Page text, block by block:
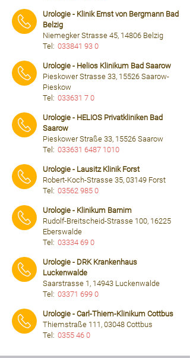
Urologie - Klinik Ernst von Bergmann Bad
Belzig
Niemegker Strasse 45, 14806 Belzig
Tel: 033841 93 0
Urologie - Helios Klinikum Bad Saarow
Pieskower Strasse 33, 15526 Saarow-
Pieskow
Tel: 033631 7 0
Urologie - HELIOS Privatkliniken Bad
Saarow
Pieskower Straße 33, 15526 Saarow
Tel: 033631 6487 1010
Urologie - Lausitz Klinik Forst
Robert-Koch-Strasse 35, 03149 Forst
Tel: 03562 985 0
Urologie - Klinikum Barnim
Rudolf-Breitscheid-Strasse 100, 16225
Eberswalde
Tel: 03334 69 0
Urologie - DRK Krankenhaus
Luckenwalde
Saarstrasse 1, 14943 Luckenwalde
Tel: 03371 699 0
Urologie - Carl-Thiem-Klinikum Cottbus
Thiemstraße 111, 03048 Cottbus
Tel: 0355 46 0